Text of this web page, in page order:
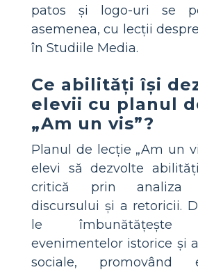
patos și logo-uri se
asemenea, cu lecții
în Studiile Media.
Ce abilități își
elevii cu planul
„Am un vis”?
Planul de lecție „Am un
elevi să dezvolte
critică prin analiza
discursului și a retoricii.
le îmbunătățește
evenimentelor istorice și
sociale, promovând